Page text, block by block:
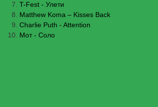
T-Fest - Улети
Matthew Koma – Kisses Back
Charlie Puth - Attention
Мот - Соло